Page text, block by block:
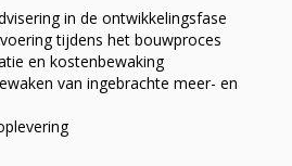
in de ontwikkelingsfase
tijdens het bouwproces
en kostenbewaking
van ingebrachte meer- en